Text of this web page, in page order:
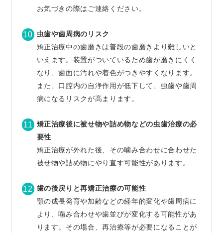
お気づきの際はご連絡ください。
虫歯や歯周病のリスク
矯正治療中の歯磨きは普段の歯磨きより難しいと
いえます。装置がついているため歯が磨きにくく
なり、歯面に汚れや着色がつきやすくなります。
また、口腔内の自浄作用が低下して、虫歯や歯周
病になるリスクが高まります。
矯正治療後に被せ物や詰め物などの虫歯治療の必
要性
矯正治療が外れた後、その噛み合わせに合わせた
被せ物や詰め物にやり直す可能性があります。
歯の後戻りと再矯正治療の可能性
顎の成長発育や加齢などの経年的変化や歯周病に
より、噛み合わせや歯並びが変化する可能性があ
ります。その場合、再治療等が必要になることが